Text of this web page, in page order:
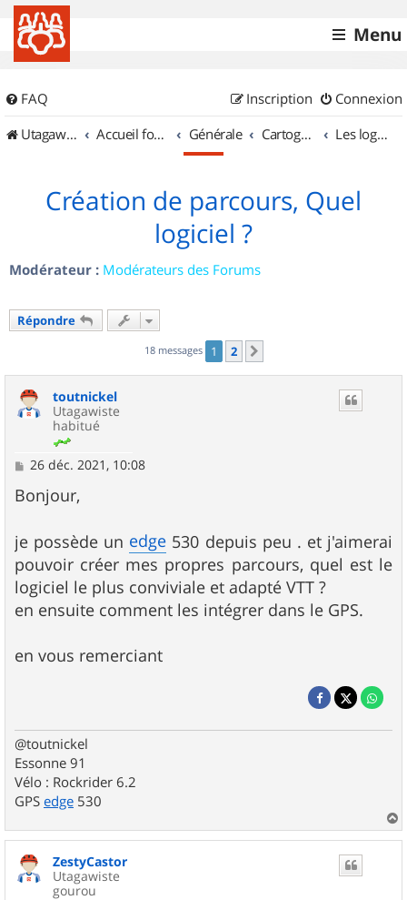
Menu
FAQ Connexion
Inscription
UtagawaVTT (Randos VTT et VTTAE avec traces GPS)
Accueil forum Générale Cartographie et GPS Les logiciels
Création de parcours, Quel
logiciel ?
Modérateur : Modérateurs des Forums
Répondre
18 messages 1 2
toutnickel
Utagawiste
habitué
M
s
s
g
e
26 déc. 2021, 10:08
Bonjour,
je possède un edge 530 depuis peu . et j'aimerai
pouvoir créer mes propres parcours, quel est le
logiciel le plus conviviale et adapté VTT ?
en ensuite comment les intégrer dans le GPS.
en vous remerciant
@toutnickel
Essonne 91
Vélo : Rockrider 6.2
GPS edge 530
a
u
ZestyCastor
Utagawiste
gourou